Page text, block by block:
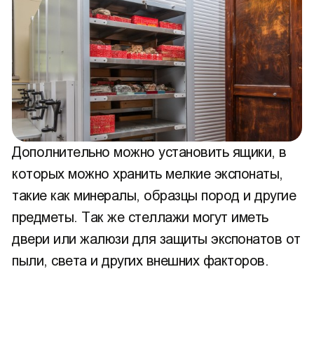
Дополнительно можно установить ящики, в
которых можно хранить мелкие экспонаты,
такие как минералы, образцы пород и другие
предметы. Так же стеллажи могут иметь
двери или жалюзи для защиты экспонатов от
пыли, света и других внешних факторов.